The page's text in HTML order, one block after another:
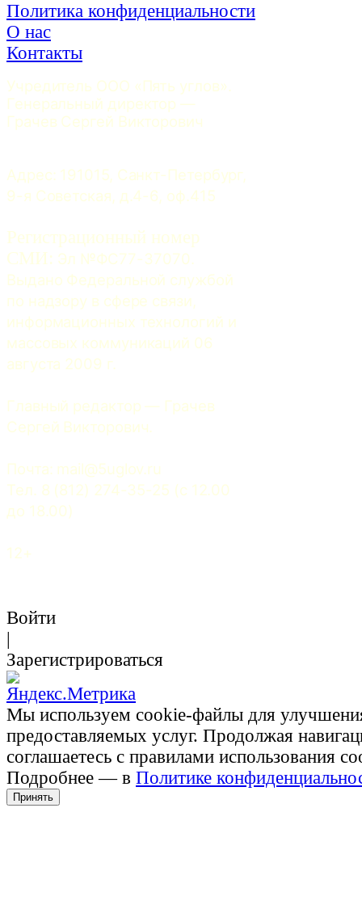
Политика конфиденциальности
О нас
Контакты
Учредитель ООО «Пять углов».
Генеральный директор —
Грачев Сергей Викторович
Адрес: 191015, Санкт-Петербург,
9-я Советская, д.4-6, оф.415
Регистрационный номер
СМИ: Эл №ФС77-37070.
Выдано Федеральной службой
по надзору в сфере связи,
информационных технологий и
массовых коммуникаций 06
августа 2009 г.
Главный редактор — Грачев
Сергей Викторович.
Почта: mail@5uglov.ru
Тел. 8 (812) 274-35-25 (c 12.00
до 18.00)
12+
Войти
|
Зарегистрироваться
Мы используем cookie-файлы для
предоставляемых услуг. Продолжая
соглашаетесь с правилами использования
Подробнее — в Политике
Принять